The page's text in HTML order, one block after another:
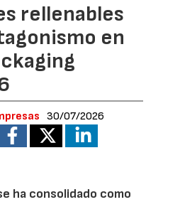
rellenables
en
30/07/2026
ha consolidado como